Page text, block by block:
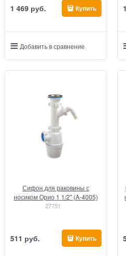
1 469 руб. Купить
Добавить в сравнение
Сифон для раковины с
носиком Орио 1 1/2" (A-4005)
27751
511 руб. Купить